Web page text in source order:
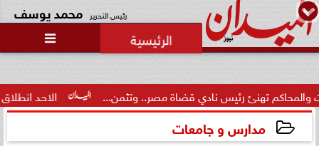
رئيس التحرير محمد يوسف

الاحد انطلاق  المرحلة تهنئ رئيس نادي قضاة مصر.. وتثمن...
مدارس و جامعات